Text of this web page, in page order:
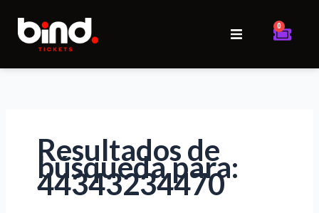
contenido
Inicio
Iniciar sesión
0
Cart
Resultados de
búsqueda para:
44343234470
por: